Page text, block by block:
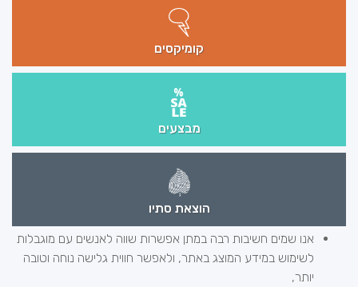
קומיקסים
מבצעים
הוצאת סתיו
אנו שמים חשיבות רבה במתן אפשרות שווה לאנשים עם מוגבלות
לשימוש במידע המוצג באתר, ולאפשר חווית גלישה נוחה וטובה
יותר,